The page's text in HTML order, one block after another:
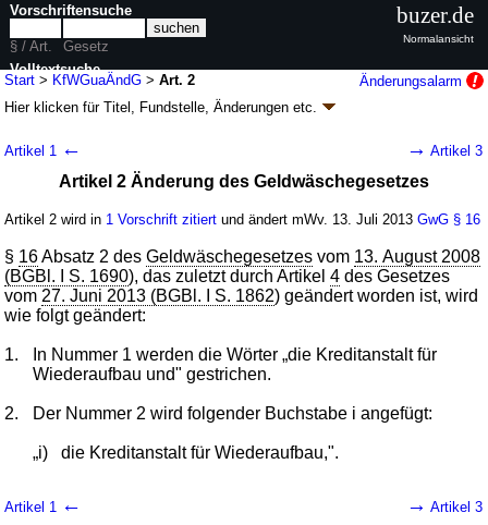
Start > KfWGuaÄndG >Art. 2
Änderungsalarm
Hier klicken fürTitel, Fundstelle, Änderungen etc.
über die Kreditanstalt für Wiederaufbau und
weiterer Gesetze (KfWGuaÄndGk.a.Abk.)
G. v. 04.07.2013 BGBl. I S. 2178(Nr. 36); Geltung ab 13.07.2013
wird in 7 Vorschriften zitiert
Artikel 1 ← → Artikel 3
Artikel 2 Änderung des Geldwäschegesetzes
Artikel 2 wird in 1 Vorschrift zitiert und ändert mWv. 13. Juli 2013GwG § 16
§ 16Absatz 2 desGeldwäschegesetzes vom 13. August 2008
(BGBl. I S. 1690), das zuletzt durch Artikel4 des Gesetzes
vom 27. Juni 2013 (BGBl. I S. 1862) geändert worden ist, wird
wie folgt geändert:
1.
In Nummer 1 werden die Wörter „die Kreditanstalt für
Wiederaufbau und" gestrichen.
2. Der Nummer 2 wird folgender Buchstabe i angefügt:
„i) die Kreditanstalt für Wiederaufbau,".
Artikel 1 ← → Artikel 3
Vorschriftensuche
§ / Art.
Gesetz
Volltextsuche
nur in KfWGuaÄndG
buzer.de
Normalansicht